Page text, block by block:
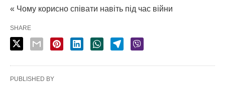
« Чому корисно співати навіть під час війни
SHARE
PUBLISHED BY